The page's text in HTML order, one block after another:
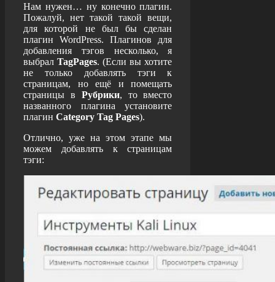
Нам нужен… ну конечно плагин.
Пожалуй, нет такой такой вещи,
для которой не был бы сделан
плагин WordPress. Плагинов для
добавления тэгов несколько, я
выбралTagPages. (Если вы хотите
не только добавлять тэги к
страницам, но ещё и помещать
страницы в Рубрики, то вместо
названного плагина установите
плагин Category Tag Pages).
Отлично, уже на этом этапе мы
можем добавлять к страницам
тэги: